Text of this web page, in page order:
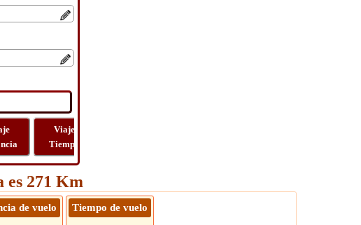
Viaje
Tiempo
271 Km
de vuelo Tiempo de vuelo